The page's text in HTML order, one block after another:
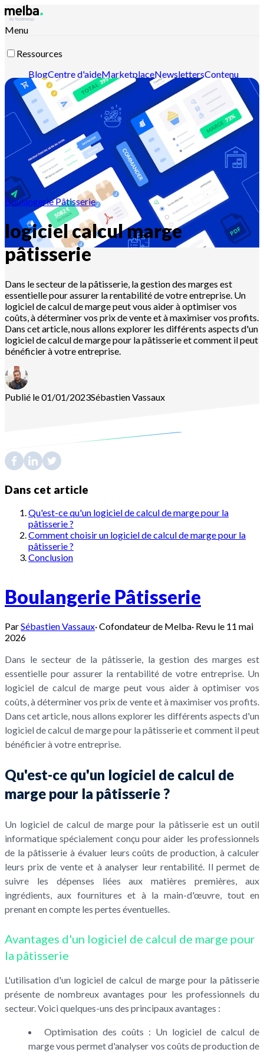
Menu
Ressources
BlogCentre d'aideMarketplaceNewslettersContenu
intelligentDocumentation APIDocumentation MCP
Contactez-nousDécouvrir melba
Boulangerie Pâtisserie
logiciel calcul marge
pâtisserie
Dans le secteur de la pâtisserie, la gestion des marges est
essentielle pour assurer la rentabilité de votre entreprise. Un
logiciel de calcul de marge peut vous aider à optimiser vos
coûts, à déterminer vos prix de vente et à maximiser vos profits.
Dans cet article, nous allons explorer les différents aspects d'un
logiciel de calcul de marge pour la pâtisserie et comment il peut
bénéficier à votre entreprise.
Publié le 01/01/2023SébastienVassaux
Dans cet article
Qu'est-ce qu'un logiciel de calcul de marge pour la
pâtisserie ?
Comment choisir un logiciel de calcul de marge pour la
pâtisserie ?
Conclusion
Boulangerie Pâtisserie
ParSébastien Vassaux·Cofondateur de Melba· Revu le 11 mai
2026
Dans le secteur de la pâtisserie, la gestion des marges est
essentielle pour assurer la rentabilité de votre entreprise. Un
logiciel de calcul de marge peut vous aider à optimiser vos
coûts, à déterminer vos prix de vente et à maximiser vos profits.
Dans cet article, nous allons explorer les différents aspects d'un
logiciel de calcul de marge pour la pâtisserie et comment il peut
bénéficier à votre entreprise.
Qu'est-ce qu'un logiciel de calcul de
marge pour la pâtisserie ?
Un logiciel de calcul de marge pour la pâtisserie est un outil
informatique spécialement conçu pour aider les professionnels
de la pâtisserie à évaluer leurs coûts de production, à calculer
leurs prix de vente et à analyser leur rentabilité. Il permet de
suivre les dépenses liées aux matières premières, aux
ingrédients, aux fournitures et à la main-d'œuvre, tout en
prenant en compte les pertes éventuelles.
Avantages d'un logiciel de calcul de marge pour
la pâtisserie
L'utilisation d'un logiciel de calcul de marge pour la pâtisserie
présente de nombreux avantages pour les professionnels du
secteur. Voici quelques-uns des principaux avantages :
Optimisation des coûts : Un logiciel de calcul de
marge vous permet d'analyser vos coûts de production de